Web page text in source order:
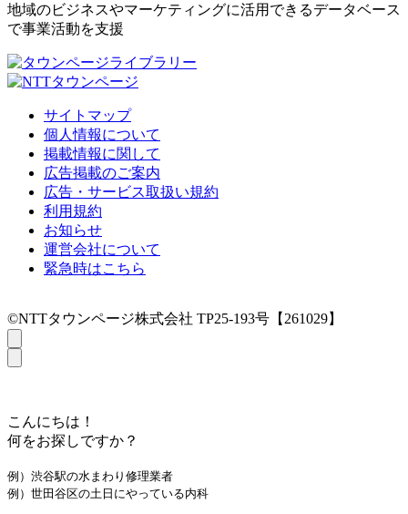
地域のビジネスやマーケティングに活用できるデータベース
で事業活動を支援
サイトマップ
個人情報について
掲載情報に関して
広告掲載のご案内
広告・サービス取扱い規約
利用規約
お知らせ
運営会社について
緊急時はこちら
©NTTタウンページ株式会社 TP25-193号【261029】
こんにちは！
何をお探しですか？
例）渋谷駅の水まわり修理業者
例）世田谷区の土日にやっている内科